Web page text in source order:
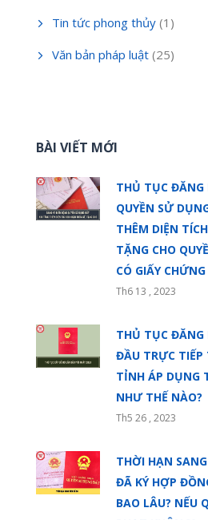
Tin tức phong thủy (1)
Văn bản pháp luật (25)
BÀI VIẾT MỚI
THỦ TỤC ĐĂNG
QUYỀN SỬ
THÊM DIỆN
TẶNG CHO
CÓ GIẤY
Th6 13 , 2023
THỦ TỤC ĐĂNG
ĐẦU TRỰC TIẾP
TỈNH ÁP DỤNG
NHƯ THẾ NÀO?
Th5 26 , 2023
THỜI HẠN
ĐÃ KÝ HỢP
BAO LÂU? NẾU